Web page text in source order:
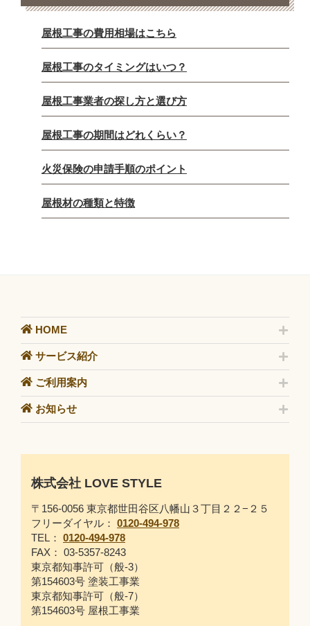
屋根工事の費用相場はこちら
屋根工事のタイミングはいつ？
屋根工事業者の探し方と選び方
屋根工事の期間はどれくらい？
火災保険の申請手順のポイント
屋根材の種類と特徴
HOME
サービス紹介
ご利用案内
お知らせ
株式会社 LOVE STYLE
〒156-0056 東京都世田谷区八幡山３丁目２２−２５
フリーダイヤル： 0120-494-978
TEL： 0120-494-978
FAX： 03-5357-8243
東京都知事許可（般-3）
第154603号 塗装工事業
東京都知事許可（般-7）
第154603号 屋根工事業